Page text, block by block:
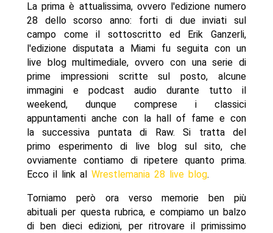
La prima è attualissima, ovvero l'edizione numero
28 dello scorso anno: forti di due inviati sul
campo come il sottoscritto ed Erik Ganzerli,
l'edizione disputata a Miami fu seguita con un
live blog multimediale, ovvero con una serie di
prime impressioni scritte sul posto, alcune
immagini e podcast audio durante tutto il
weekend, dunque comprese i classici
appuntamenti anche con la hall of fame e con
la successiva puntata di Raw. Si tratta del
primo esperimento di live blog sul sito, che
ovviamente contiamo di ripetere quanto prima.
Ecco il link al Wrestlemania 28 live blog.
Torniamo però ora verso memorie ben più
abituali per questa rubrica, e compiamo un balzo
di ben dieci edizioni, per ritrovare il primissimo